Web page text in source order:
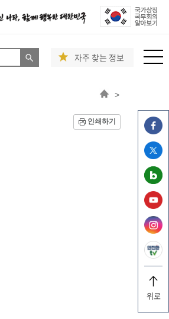
위로
자주 찾는 정보
>
인쇄하기